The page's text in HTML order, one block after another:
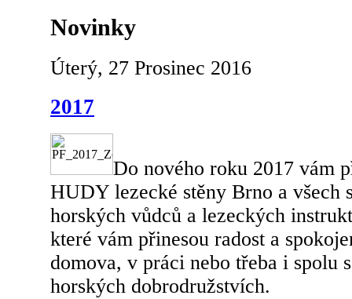
Novinky
Úterý, 27 Prosinec 2016
2017
Do nového roku 2017 vám
HUDY lezecké stěny Brno a všech
horských vůdců a lezeckých
které vám přinesou radost a
domova, v práci nebo třeba i spolu
horských dobrodružstvích.